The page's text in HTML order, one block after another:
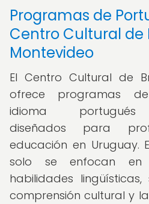
Programas de
Centro Cultural de
Montevideo
El Centro Cultural de
ofrece programas
idioma portugués
diseñados para
educación en Uruguay.
solo se enfocan
habilidades
comprensión cultural y